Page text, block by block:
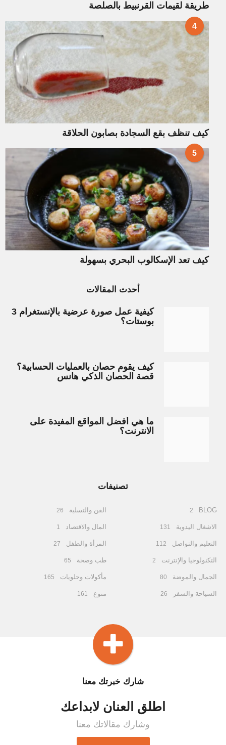
طريقة لقيمات القرنبيط بالصلصة
4
كيف تنظف بقع السجادة بصابون الحلاقة
5
كيف تعد الإسكالوب البحري بسهولة
أحدث المقالات
كيفية عمل صورة عرضية بالإنستغرام 3
بوستات؟
كيف يقوم حصان بالعمليات الحسابية؟
قصة الحصان الذكي هانس
ما هي أفضل المواقع المفيدة على
الانترنت؟
تصنيفات
BLOG
2
الاشغال اليدوية 131
التعليم والتواصل 112
التكنولوجيا والإنترنت 2
الجمال والموضة 80
السياحة والسفر 26
الفن والتسلية 26
المال والاقتصاد 1
المرأة والطفل 27
طب وصحة 65
مأكولات وحلويات 165
منوع 161
شارك خبرتك معنا
اطلق العنان لابداعك
وشارك مقالاتك معنا